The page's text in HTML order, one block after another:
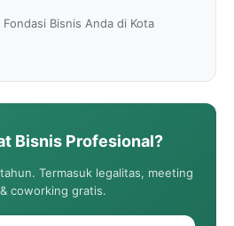
Bisnis Anda di Kota
Bisnis Profesional?
Termasuk legalitas, meeting
coworking gratis.